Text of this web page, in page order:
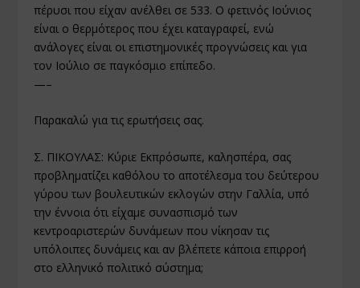
πέρυσι που είχαν ανέλθει σε 533. Ο φετινός Ιούνιος
είναι ο θερμότερος που έχει καταγραφεί, ενώ
ανάλογες είναι οι επιστημονικές προγνώσεις και για
τον Ιούλιο σε παγκόσμιο επίπεδο.
—–
Παρακαλώ για τις ερωτήσεις σας.
Σ. ΠΙΚΟΥΛΑΣ: Κύριε Εκπρόσωπε, καλησπέρα, σας
προβληματίζει καθόλου το αποτέλεσμα του δεύτερου
γύρου των βουλευτικών εκλογών στην Γαλλία, υπό
την έννοια ότι είχαμε συνασπισμό των
κεντροαριστερών δυνάμεων που νίκησαν τις
υπόλοιπες δυνάμεις και αν βλέπετε κάποια επιρροή
στο ελληνικό πολιτικό σύστημα;